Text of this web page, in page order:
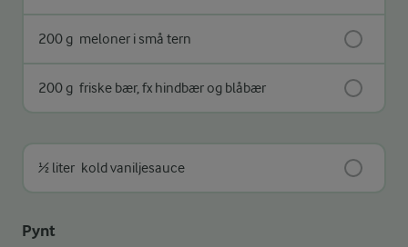
200 g meloner i små tern
200 g friske bær, fx hindbær og blåbær
½ liter kold vaniljesauce
Pynt